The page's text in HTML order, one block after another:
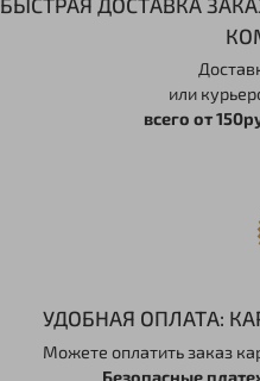
или
всего от
УДОБНАЯ ОПЛАТА:
Можете оплатить заказ
Безопасные